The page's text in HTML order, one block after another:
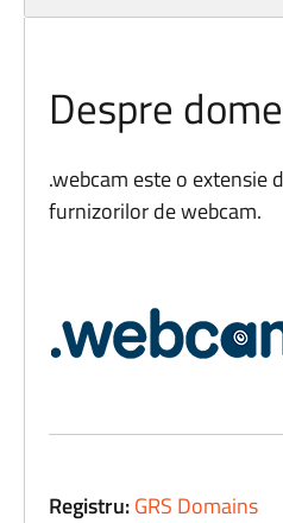
Despre
.webcam este o extensie
furnizorilor de webcam.
Registru:GRS Domains